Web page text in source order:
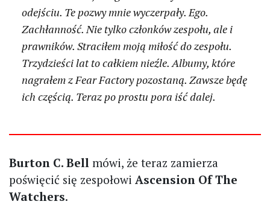
odejściu. Te pozwy mnie wyczerpały. Ego.
Zachłanność. Nie tylko członków zespołu, ale i
prawników. Straciłem moją miłość do zespołu.
Trzydzieści lat to całkiem nieźle. Albumy, które
nagrałem z Fear Factory pozostaną. Zawsze będę
ich częścią. Teraz po prostu pora iść dalej.
Burton C. Bell mówi, że teraz zamierza
poświęcić się zespołowi Ascension Of The
Watchers.